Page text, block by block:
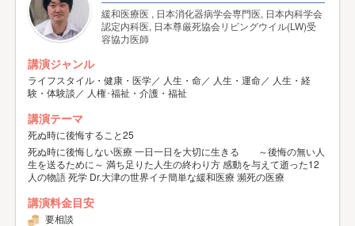
緩和医療医 , 日本消化器病学会専門医, 日本内科学会
認定内科医, 日本尊厳死協会リビングウイル(LW)受
容協力医師
講演ジャンル
ライフスタイル・健康・医学／ 人生・命／ 人生・運命／ 人生・経
験・体験談／ 人権･福祉・介護・福祉
講演テーマ
死ぬ時に後悔すること25
死ぬ時に後悔しない医療 一日一日を大切に生きる ～後悔の無い人
生を送るために～ 満ち足りた人生の終わり方 感動を与えて逝った12
人の物語 死学 Dr.大津の世界イチ簡単な緩和医療 瀕死の医療
講演料金目安
要相談